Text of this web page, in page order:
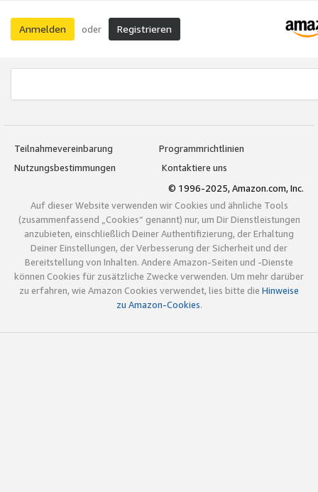
Anmelden oder Registrieren
Teilnahmevereinbarung
Programmrichtlinien
Nutzungsbestimmungen
Kontaktiere uns
© 1996-2025, Amazon.com, Inc.
Auf dieser Website verwenden wir Cookies und ähnliche Tools
(zusammenfassend „Cookies“ genannt) nur, um Dir Dienstleistungen
anzubieten, einschließlich Deiner Authentifizierung, der Erhaltung
Deiner Einstellungen, der Verbesserung der Sicherheit und der
Bereitstellung von Inhalten. Andere Amazon-Seiten und -Dienste
können Cookies für zusätzliche Zwecke verwenden. Um mehr darüber
zu erfahren, wie Amazon Cookies verwendet, lies bitte die Hinweise
zu Amazon-Cookies.